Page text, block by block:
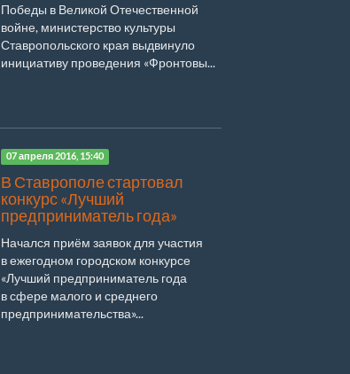
Победы в Великой Отечественной
войне, министерство культуры
Ставропольского края выдвинуло
инициативу проведения «Фронтовы...
07 апреля 2016, 15:40
В Ставрополе стартовал
конкурс «Лучший
предприниматель года»
Начался приём заявок для участия
в ежегодном городском конкурсе
«Лучший предприниматель года
в сфере малого и среднего
предпринимательства»...